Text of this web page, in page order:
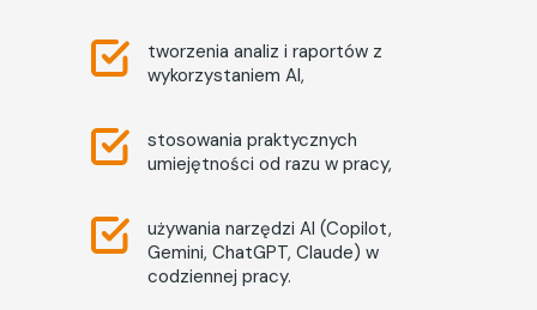
tworzenia analiz i raportów z
wykorzystaniem AI,
stosowania praktycznych
umiejętności od razu w pracy,
używania narzędzi AI (Copilot,
Gemini, ChatGPT, Claude) w
codziennej pracy.